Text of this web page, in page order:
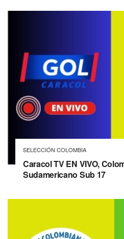
SELECCIÓN COLOMBIA
Caracol TV EN VIVO,
Sudamericano Sub 17